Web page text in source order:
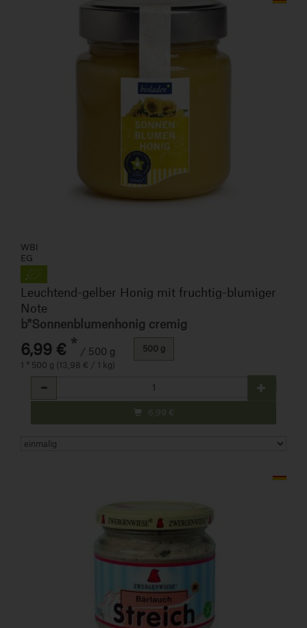
WBI
EG
Leuchtend-gelber Honig mit fruchtig-blumiger
Note
b*Sonnenblumenhonig cremig
6,99 € * / 500 g
1 * 500 g (13,98 € / 1 kg)
500 g
Anzahl
6,99 €